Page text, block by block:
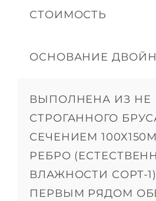
СТОИМОСТЬ
ОСНОВАНИЕ
ВЫПОЛНЕНА ИЗ НЕ
СТРОГАННОГО
СЕЧЕНИЕМ
РЕБРО
ВЛАЖНОСТИ СОРТ-
ПЕРВЫМ РЯДОМ